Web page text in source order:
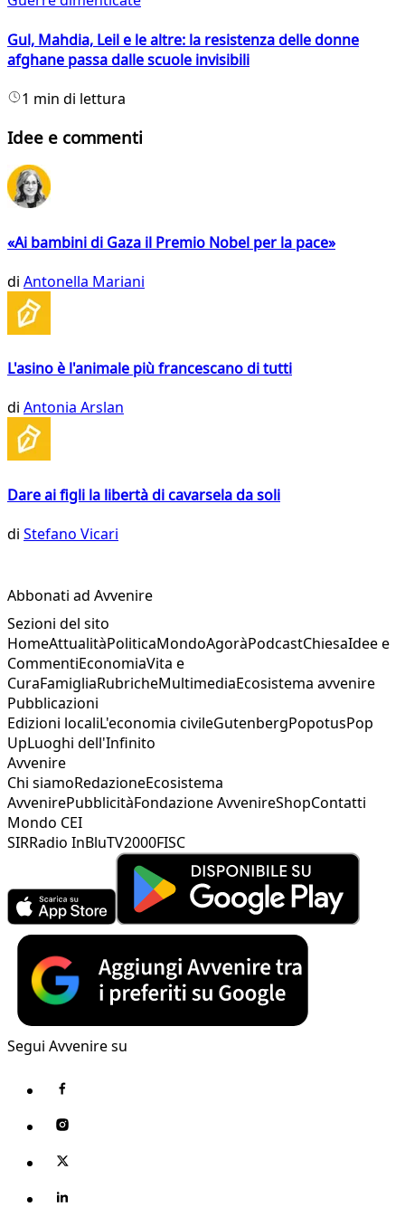
Gul, Mahdia, Leil e le altre: la resistenza delle donne
afghane passa dalle scuole invisibili
1 min di lettura
Idee e commenti
«Ai bambini di Gaza il Premio Nobel per la pace»
di Antonella Mariani
L'asino è l'animale più francescano di tutti
di Antonia Arslan
Dare ai figli la libertà di cavarsela da soli
di Stefano Vicari
Abbonati ad Avvenire
Sezioni del sito
HomeAttualitàPoliticaMondoAgoràPodcastChiesaIdee e
CommentiEconomiaVita e
CuraFamigliaRubricheMultimediaEcosistema avvenire
Pubblicazioni
Edizioni localiL'economia civileGutenbergPopotusPop
UpLuoghi dell'Infinito
Avvenire
Chi siamoRedazioneEcosistema
AvvenirePubblicitàFondazione AvvenireShopContatti
Mondo CEI
SIRRadio InBluTV2000FISC
Segui Avvenire su